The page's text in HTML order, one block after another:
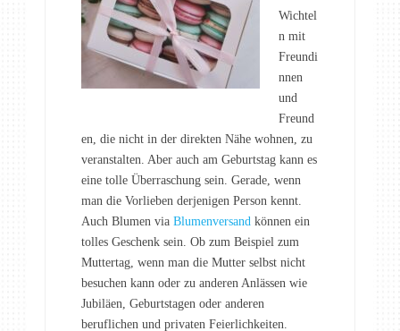
Wichtel
n mit
Freundi
nnen
und
Freund
en, die nicht in der direkten Nähe wohnen, zu
veranstalten. Aber auch am Geburtstag kann es
eine tolle Überraschung sein. Gerade, wenn
man die Vorlieben derjenigen Person kennt.
Auch Blumen via Blumenversand können ein
tolles Geschenk sein. Ob zum Beispiel zum
Muttertag, wenn man die Mutter selbst nicht
besuchen kann oder zu anderen Anlässen wie
Jubiläen, Geburtstagen oder anderen
beruflichen und privaten Feierlichkeiten.